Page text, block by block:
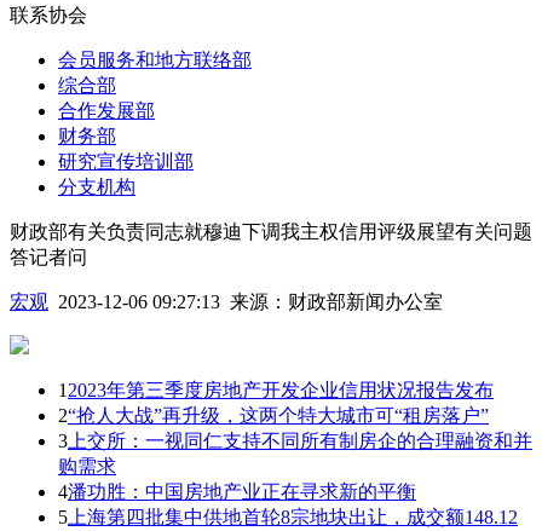
联系协会
会员服务和地方联络部
综合部
合作发展部
财务部
研究宣传培训部
分支机构
财政部有关负责同志就穆迪下调我主权信用评级展望有关问题
答记者问
宏观 2023-12-06 09:27:13 来源： 财政部新闻办公室
1 2023年第三季度房地产开发企业信用状况报告发布
2“抢人大战”再升级，这两个特大城市可“租房落户”
3 上交所：一视同仁支持不同所有制房企的合理融资和并
购需求
4潘功胜：中国房地产业正在寻求新的平衡
5 上海第四批集中供地首轮8宗地块出让，成交额148.12